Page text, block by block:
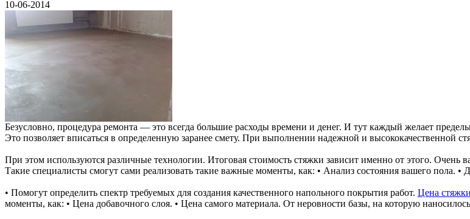
10-06-2014
Безусловно, процедура ремонта — это всегда большие расходы времени и денег. И тут каждый желает
Это позволяет вписаться в определенную заранее смету. При выполнении надежной и высококачественной
При этом используются различные технологии. Итоговая стоимость стяжки зависит именно от этого.
Такие специалисты смогут сами реализовать такие важные моменты, как: • Анализ состояния вашего пола.
• Помогут определить спектр требуемых для создания качественного напольного покрытия работ. Цена
моменты, как: • Цена добавочного слоя. • Цена самого материала. От неровности базы, на которую